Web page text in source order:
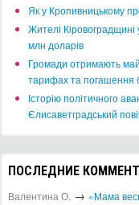
​Як у Кропивницькому
​Жителі
млн доларів
​Громади отримають
тарифах та погашення
Історію політичного
Єлисаветградський
ПОСЛЕДНИЕ
Валентина О. → «Мама